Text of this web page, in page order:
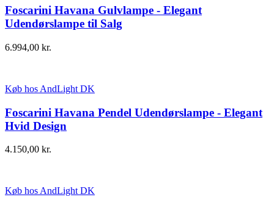
Foscarini Havana Gulvlampe - Elegant
Udendørslampe til Salg
6.994,00 kr.
Køb hos AndLight DK
Foscarini Havana Pendel Udendørslampe - Elegant
Hvid Design
4.150,00 kr.
Køb hos AndLight DK